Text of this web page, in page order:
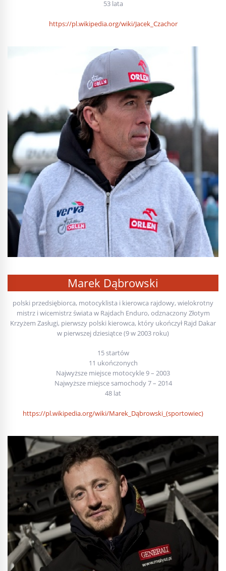
53 lata
https://pl.wikipedia.org/wiki/Jacek_Czachor
Marek Dąbrowski
polski przedsiębiorca, motocyklista i kierowca rajdowy, wielokrotny
mistrz i wicemistrz świata w Rajdach Enduro, odznaczony Złotym
Krzyżem Zasługi, pierwszy polski kierowca, który ukończył Rajd Dakar
w pierwszej dziesiątce (9 w 2003 roku)
15 startów
11 ukończonych
Najwyższe miejsce motocykle 9 – 2003
Najwyższe miejsce samochody 7 – 2014
48 lat
https://pl.wikipedia.org/wiki/Marek_Dąbrowski_(sportowiec)